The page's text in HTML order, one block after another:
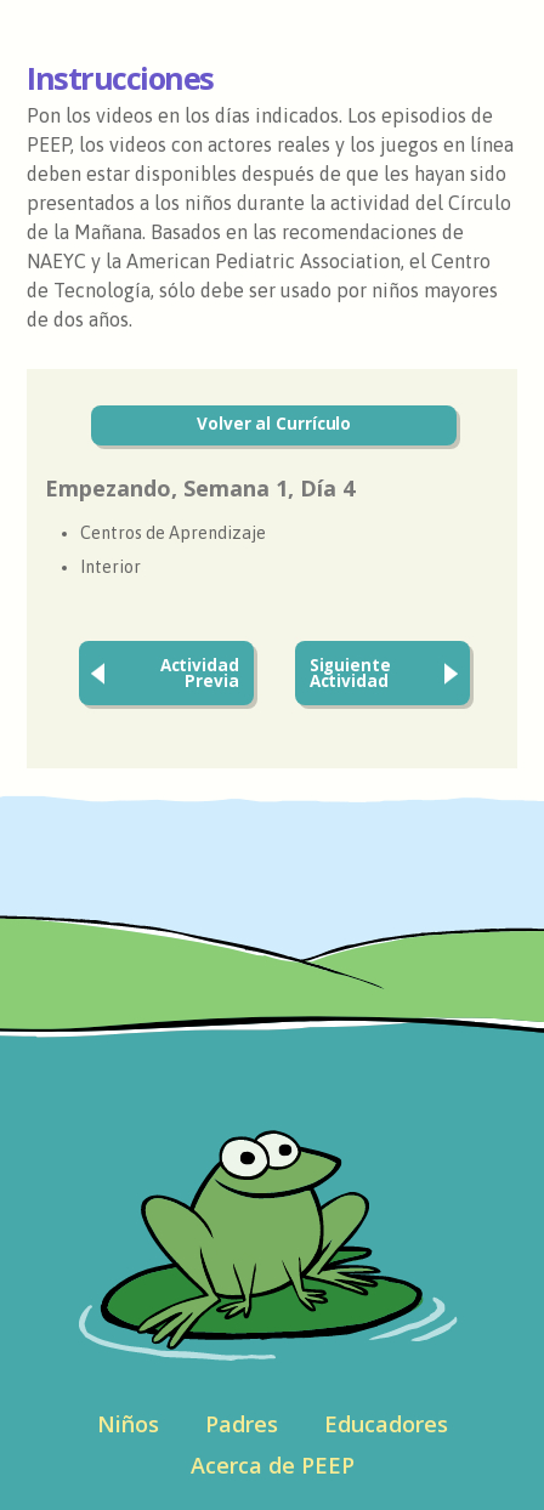
Instrucciones
Pon los videos en los días indicados. Los episodios de
PEEP, los videos con actores reales y los juegos en línea
deben estar disponibles después de que les hayan sido
presentados a los niños durante la actividad del Círculo
de la Mañana. Basados en las recomendaciones de
NAEYC y la American Pediatric Association, el Centro
de Tecnología, sólo debe ser usado por niños mayores
de dos años.
Volver al Currículo
Empezando, Semana 1, Día 4
Centros de Aprendizaje
Interior
Actividad
Previa
Siguiente
Actividad
Niños Padres
Educadores
Acerca de PEEP